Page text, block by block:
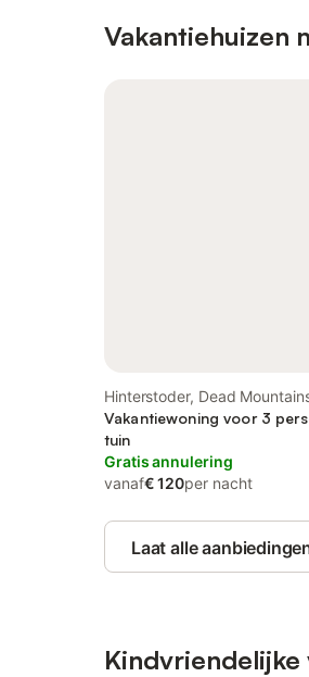
Vakantiehuizen
Hinterstoder, Dead
Vakantiewoning voor 3
tuin
Gratis annulering
vanaf€ 120per nacht
Laat alle
Kindvriendelijke